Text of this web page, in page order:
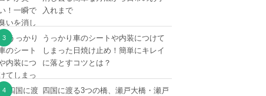
入れまで
うっかり車のシートや内装につけて
しまった日焼け止め！簡単にキレイ
に落とすコツとは？
四国に渡る3つの橋、瀬戸大橋・瀬戸